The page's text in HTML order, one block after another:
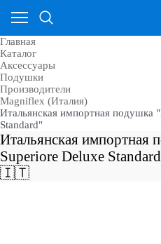
Главная
Каталог
Аксессуары
Подушки
Производители
Magniflex (Италия)
Итальянская импортная подушка
Standard"
Итальянская импортная
Superiore Deluxe
🇮🇹